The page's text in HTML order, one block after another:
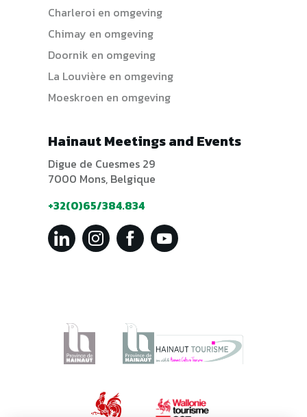
Charleroi en omgeving
Chimay en omgeving
Doornik en omgeving
La Louvière en omgeving
Moeskroen en omgeving
Hainaut Meetings and Events
Digue de Cuesmes 29
7000 Mons, Belgique
+32(0)65/384.834